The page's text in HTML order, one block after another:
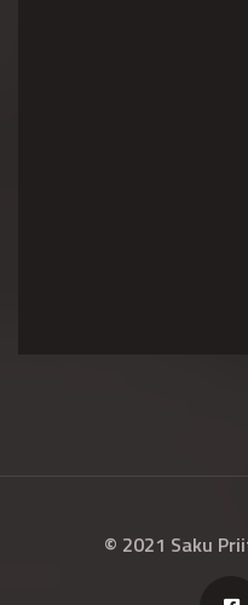
© 2021 Saku